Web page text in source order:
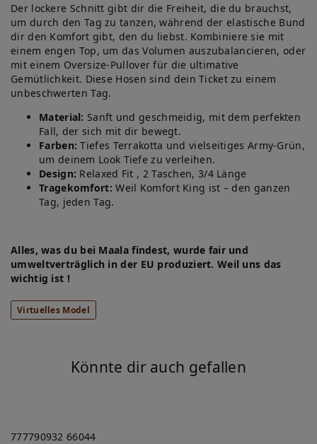
Der lockere Schnitt gibt dir die Freiheit, die du brauchst,
um durch den Tag zu tanzen, während der elastische Bund
dir den Komfort gibt, den du liebst. Kombiniere sie mit
einem engen Top, um das Volumen auszubalancieren, oder
mit einem Oversize-Pullover für die ultimative
Gemütlichkeit. Diese Hosen sind dein Ticket zu einem
unbeschwerten Tag.
Material: Sanft und geschmeidig, mit dem perfekten
Fall, der sich mit dir bewegt.
Farben: Tiefes Terrakotta und vielseitiges Army-Grün,
um deinem Look Tiefe zu verleihen.
Design: Relaxed Fit , 2 Taschen, 3/4 Länge
Tragekomfort: Weil Komfort King ist – den ganzen
Tag, jeden Tag.
Alles, was du bei Maala findest, wurde fair und
umweltverträglich in der EU produziert. Weil uns das
wichtig ist !
Virtuelles Model
Könnte dir auch gefallen
777790932 66044